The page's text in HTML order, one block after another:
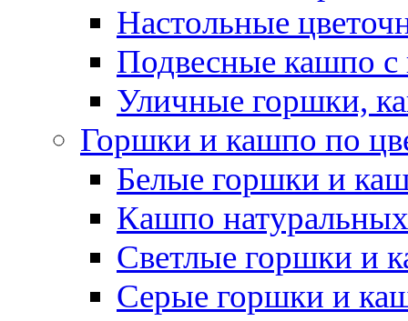
Настольные
Подвесные кашпо с
Уличные горшки,
Горшки и кашпо по
Белые горшки и
Кашпо
Светлые горшки и
Серые горшки и